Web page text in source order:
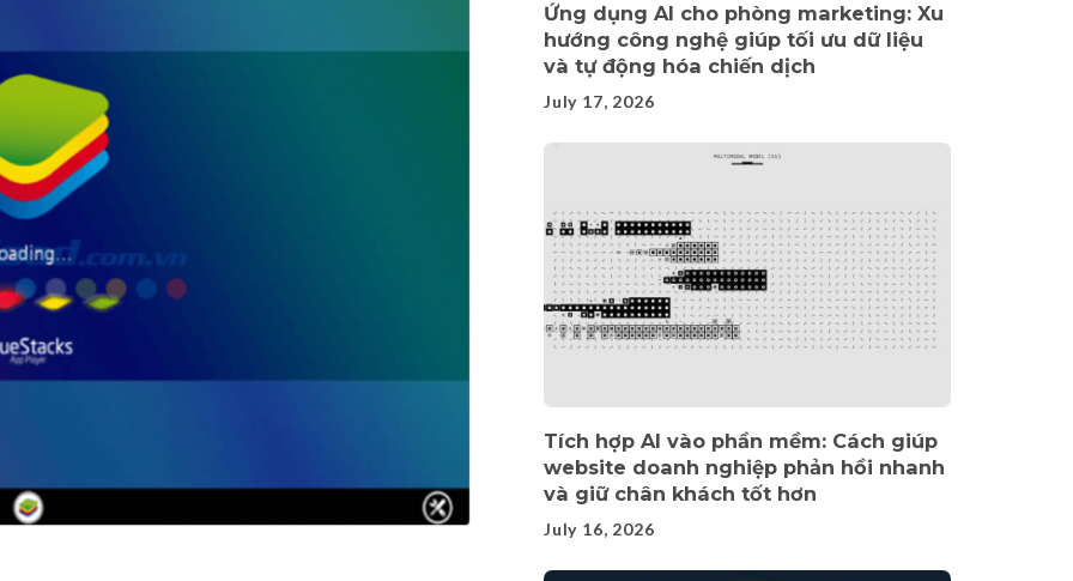
Ứng dụng AI cho phòng marketing: Xu
hướng công nghệ giúp tối ưu dữ liệu
và tự động hóa chiến dịch
July 17, 2026
Tích hợp AI vào phần mềm: Cách giúp
website doanh nghiệp phản hồi nhanh
và giữ chân khách tốt hơn
July 16, 2026